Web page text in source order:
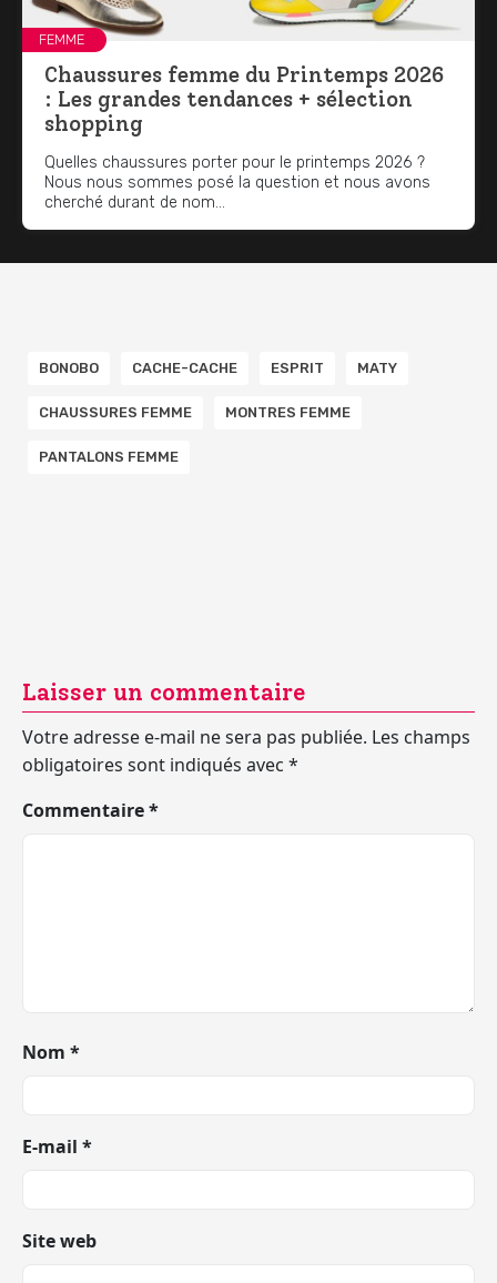
FEMME
Chaussures femme du Printemps 2026
: Les grandes tendances + sélection
shopping
Quelles chaussures porter pour le printemps 2026 ?
Nous nous sommes posé la question et nous avons
cherché durant de nom...
BONOBO CACHE-CACHE ESPRIT MATY
CHAUSSURES FEMME MONTRES FEMME
PANTALONS FEMME
Laisser un commentaire
Votre adresse e-mail ne sera pas publiée. Les champs
obligatoires sont indiqués avec *
Commentaire*
Nom *
E-mail *
Site web